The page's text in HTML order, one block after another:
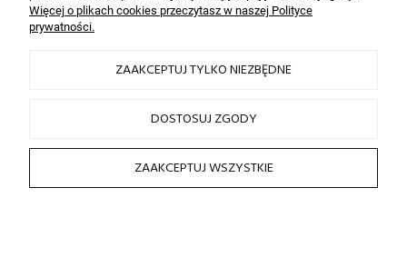
OBSŁUGA KLIENTA
2026 © by sklep fryzjerski HAIRLOOK
Sklep internetowy Shoper.pl
Więcej o plikach cookies przeczytasz w naszej Polityce
prywatności.
ZAAKCEPTUJ TYLKO NIEZBĘDNE
DOSTOSUJ ZGODY
ZAAKCEPTUJ WSZYSTKIE